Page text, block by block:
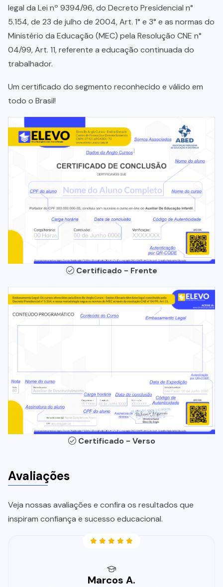
legal da Lei nº 9394/96, do Decreto Presidencial n°
5.154, de 23 de julho de 2004, Art. 1° e 3° e as normas do
Ministério da Educação (MEC) pela Resolução CNE n°
04/99, Art. 11, referente a educação continuada do
trabalhador.
Um certificado do segmento reconhecido e válido em
todo o Brasil!
Certificado - Frente
Certificado - Verso
Avaliações
Veja nossas avaliações e confira os resultados que
inspiram confiança e sucesso educacional.
Marcos A.